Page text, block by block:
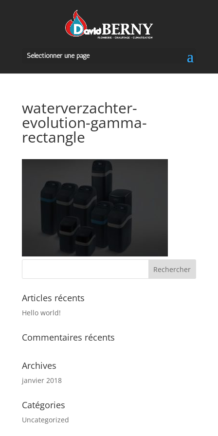
Sélectionner une page
waterverzachter-
evolution-gamma-
rectangle
Articles récents
Hello world!
Commentaires récents
Archives
janvier 2018
Catégories
Uncategorized